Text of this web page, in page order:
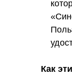
Как